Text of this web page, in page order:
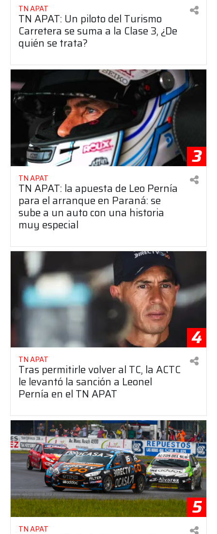
TN APAT
TN APAT: Un piloto del Turismo
Carretera se suma a la Clase 3, ¿De
quién se trata?
3
TN APAT
TN APAT: la apuesta de Leo Pernía
para el arranque en Paraná: se
sube a un auto con una historia
muy especial
4
TN APAT
Tras permitirle volver al TC, la ACTC
le levantó la sanción a Leonel
Pernía en el TN APAT
5
TN APAT